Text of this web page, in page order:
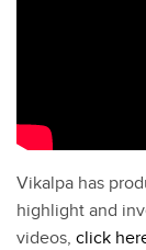
Vikalpa has
highlight and
videos, click